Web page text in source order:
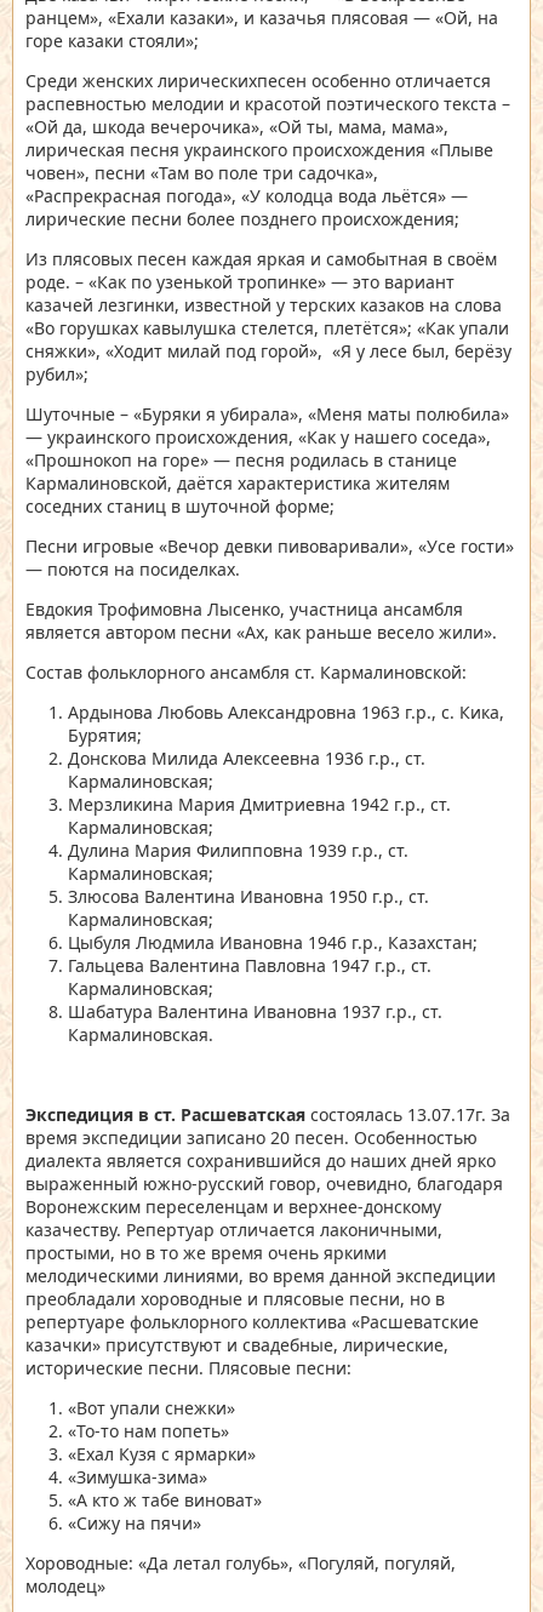
ранцем», «Ехали казаки», и казачья плясовая — «Ой, на
горе казаки стояли»;
Среди женских лирическихпесен особенно отличается
распевностью мелодии и красотой поэтического текста –
«Ой да, шкода вечерочика», «Ой ты, мама, мама»,
лирическая песня украинского происхождения «Плыве
човен», песни «Там во поле три садочка»,
«Распрекрасная погода», «У колодца вода льётся» —
лирические песни более позднего происхождения;
Из плясовых песен каждая яркая и самобытная в своём
роде. – «Как по узенькой тропинке» — это вариант
казачей лезгинки, известной у терских казаков на слова
«Во горушках кавылушка стелется, плетётся»; «Как упали
сняжки», «Ходит милай под горой», «Я у лесе был, берёзу
рубил»;
Шуточные – «Буряки я убирала», «Меня маты полюбила»
— украинского происхождения, «Как у нашего соседа»,
«Прошнокоп на горе» — песня родилась в станице
Кармалиновской, даётся характеристика жителям
соседних станиц в шуточной форме;
Песни игровые «Вечор девки пивоваривали», «Усе гости»
— поются на посиделках.
Евдокия Трофимовна Лысенко, участница ансамбля
является автором песни «Ах, как раньше весело жили».
Состав фольклорного ансамбля ст. Кармалиновской:
Ардынова Любовь Александровна 1963 г.р., с. Кика,
Бурятия;
Донскова Милида Алексеевна 1936 г.р., ст.
Кармалиновская;
Мерзликина Мария Дмитриевна 1942 г.р., ст.
Кармалиновская;
Дулина Мария Филипповна 1939 г.р., ст.
Кармалиновская;
Злюсова Валентина Ивановна 1950 г.р., ст.
Кармалиновская;
Цыбуля Людмила Ивановна 1946 г.р., Казахстан;
Гальцева Валентина Павловна 1947 г.р., ст.
Кармалиновская;
Шабатура Валентина Ивановна 1937 г.р., ст.
Кармалиновская.
Экспедиция в ст. Расшеватская состоялась 13.07.17г. За
время экспедиции записано 20 песен. Особенностью
диалекта является сохранившийся до наших дней ярко
выраженный южно-русский говор, очевидно, благодаря
Воронежским переселенцам и верхнее-донскому
казачеству. Репертуар отличается лаконичными,
простыми, но в то же время очень яркими
мелодическими линиями, во время данной экспедиции
преобладали хороводные и плясовые песни, но в
репертуаре фольклорного коллектива «Расшеватские
казачки» присутствуют и свадебные, лирические,
исторические песни. Плясовые песни:
«Вот упали снежки»
«То-то нам попеть»
«Ехал Кузя с ярмарки»
«Зимушка-зима»
«А кто ж табе виноват»
«Сижу на пячи»
Хороводные: «Да летал голубь», «Погуляй, погуляй,
молодец»